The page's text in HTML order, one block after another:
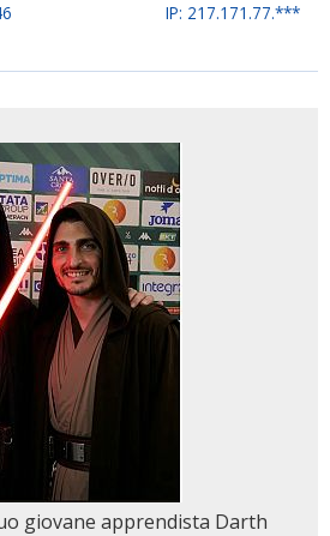
IP: 217.171.77.***
giovane apprendista Darth